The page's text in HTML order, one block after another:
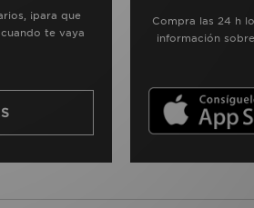
¡para que
te vaya
Compra las 24 h
información